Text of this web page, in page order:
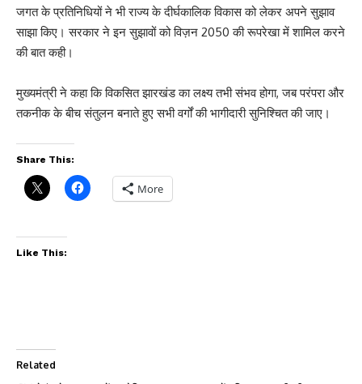
जगत के प्रतिनिधियों ने भी राज्य के दीर्घकालिक विकास को लेकर अपने सुझाव
साझा किए। सरकार ने इन सुझावों को विज़न 2050 की रूपरेखा में शामिल करने
की बात कही।
मुख्यमंत्री ने कहा कि विकसित झारखंड का लक्ष्य तभी संभव होगा, जब परंपरा और
तकनीक के बीच संतुलन बनाते हुए सभी वर्गों की भागीदारी सुनिश्चित की जाए।
Share This:
More
Like This:
Related